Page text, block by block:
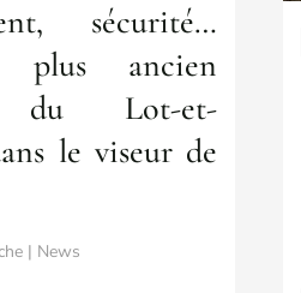
sécurité…
plus ancien
du Lot-et-
le viseur de
| News